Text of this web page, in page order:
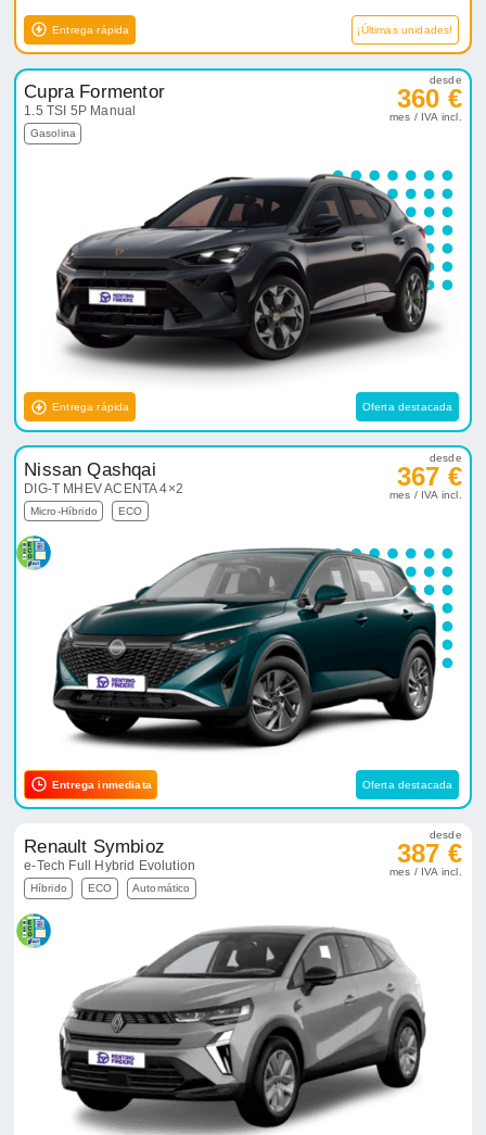
Entrega rápida ¡Últimas unidades!
Cupra Formentor
1.5 TSI 5P Manual
Gasolina
desde
360 €
mes / IVA incl.
Entrega rápida Oferta destacada
Nissan Qashqai
DIG-T MHEV ACENTA 4×2
Micro-Híbrido ECO
desde
367 €
mes / IVA incl.
Entrega inmediata Oferta destacada
Renault Symbioz
e-Tech Full Hybrid Evolution
Híbrido ECO Automático
desde
387 €
mes / IVA incl.